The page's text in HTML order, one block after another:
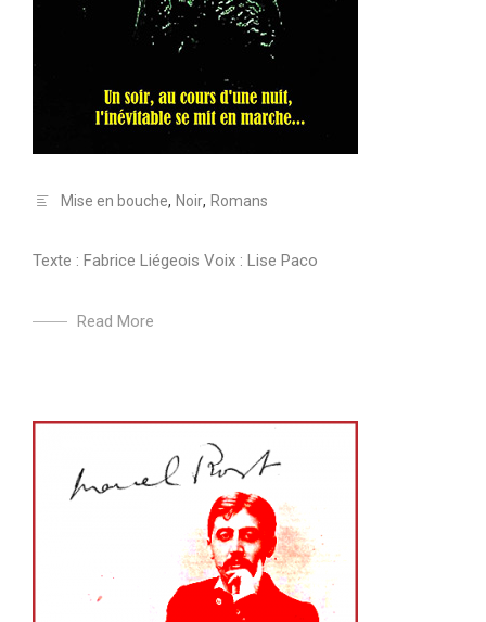
Mise en bouche, Noir, Romans
Texte : Fabrice Liégeois Voix : Lise Paco
Read More